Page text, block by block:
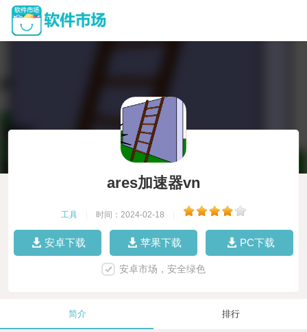
ares加速器vn
工具 时间：2024-02-18
安卓下载 苹果下载 PC下载
安卓市场，安全绿色
简介 排行